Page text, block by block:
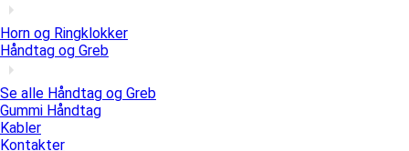
Horn og Ringklokker
Håndtag og Greb
Se alle Håndtag og Greb
Gummi Håndtag
Kabler
Kontakter